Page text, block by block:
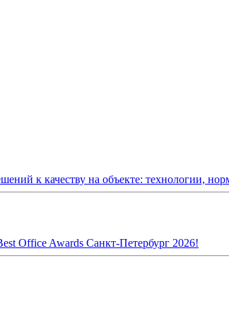
к качеству на объекте: технологии,
Office Awards Санкт-Петербург 2026!